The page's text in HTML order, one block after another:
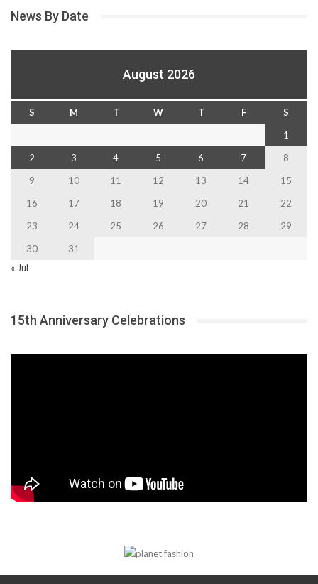
News By Date
August 2026
S M T W T F
S
1
2
3 4 5 6 7
8
9
10 11 12 13 14
15
16
17 18 19 20 21
22
23
24 25 26 27 28
29
30
31
« Jul
15th Anniversary Celebrations